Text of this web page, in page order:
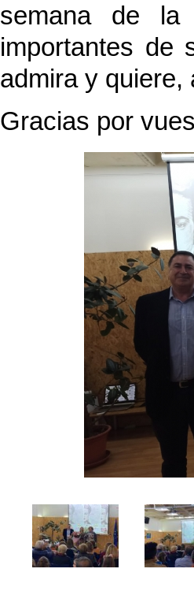
semana de
importantes de
admira y quiere,
Gracias por